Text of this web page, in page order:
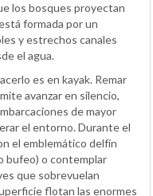
los bosques proyectan
formada por un
y estrechos canales
el agua.
es en kayak. Remar
avanzar en silencio,
de mayor
el entorno. Durante el
el emblemático delfín
bufeo) o contemplar
que sobrevuelan
flotan las enormes